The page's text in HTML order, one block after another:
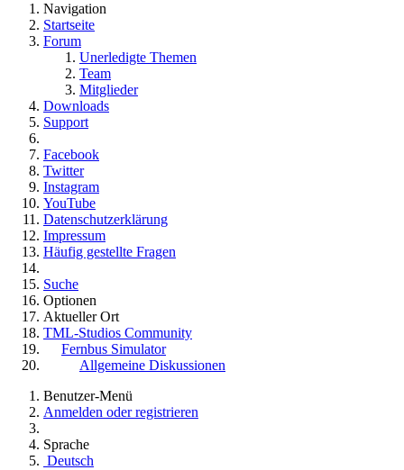
Navigation
Startseite
Forum
Unerledigte Themen
Team
Mitglieder
Downloads
Support
Facebook
Twitter
Instagram
YouTube
Datenschutzerklärung
Impressum
Häufig gestellte Fragen
Suche
Optionen
Aktueller Ort
TML-Studios Community
Fernbus Simulator
Allgemeine Diskussionen
Benutzer-Menü
Anmelden oder registrieren
Sprache
Deutsch